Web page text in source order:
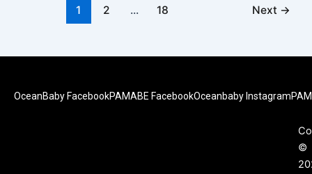
1 2 ... 18 Next →
OceanBaby FacebookPAMABE FacebookOceanbaby Instagram
©